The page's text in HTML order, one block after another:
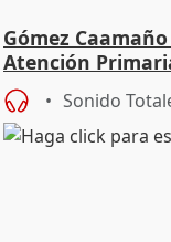
Gómez
Atención
Sonido